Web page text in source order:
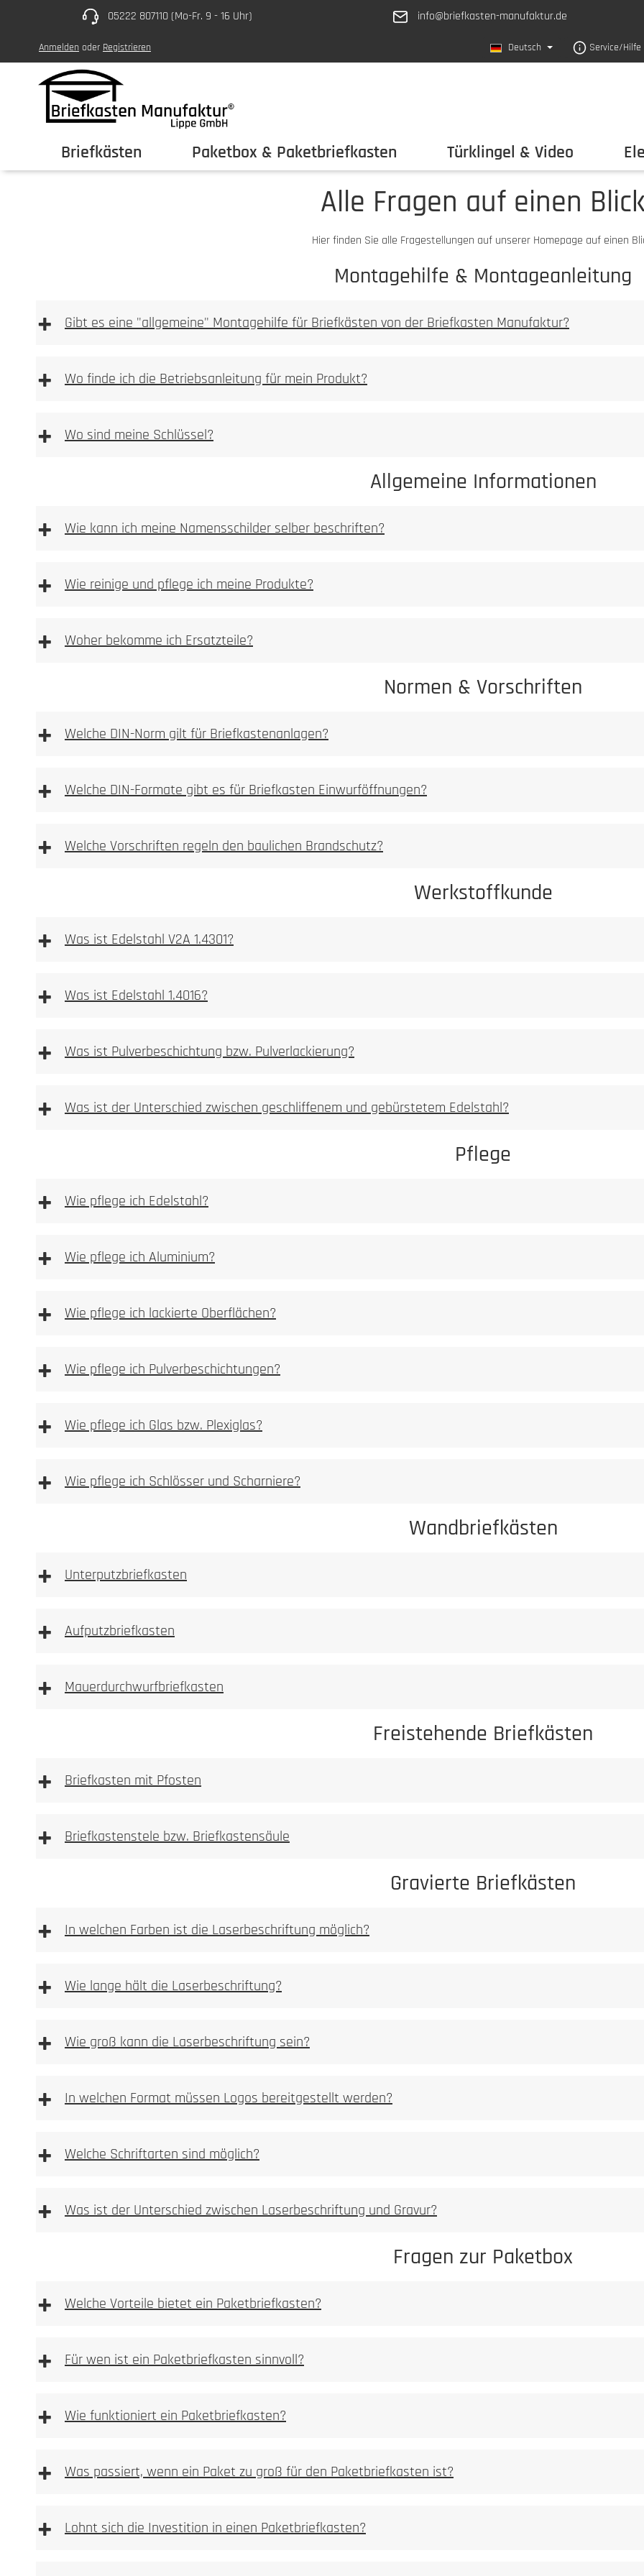
Hauptinhalt springen
Zur Hauptnavigation springen05222 807110 (Mo-Fr. 9 - 16 Uhr) info@briefkasten-manufaktur.de
Anmelden oder Registrieren Deutsch Service/Hilfe
Briefkästen Paketbox & Paketbriefkasten Türklingel & Video
Alle Fragen auf einen Blick
Hier finden Sie alle Fragestellungen auf unserer Homepage auf einen
Montagehilfe & Montageanleitung
+ Gibt es eine "allgemeine" Montagehilfe für Briefkästen von der Briefkasten Manufaktur?
+ Wo finde ich die Betriebsanleitung für mein Produkt?
+ Wo sind meine Schlüssel?
Allgemeine Informationen
+ Wie kann ich meine Namensschilder selber beschriften?
Vorlage Namensschild BASIC Typ 3 & BASIC Typ 2 [PDF Datei 0,03 mb]
+ Wie reinige und pflege ich meine Produkte?
Bürstrichtung gereinigt werden.
+ Woher bekomme ich Ersatzteile?
Normen & Vorschriften
+ Welche DIN-Norm gilt für Briefkastenanlagen?
+ Welche DIN-Formate gibt es für Briefkasten Einwurföffnungen?
+ Welche Vorschriften regeln den baulichen Brandschutz?
Werkstoffkunde
+ Was ist Edelstahl V2A 1.4301?
Unser Anspruch an ein Manufakturprodukt ist, dass dieses ein Leben lang hält.
+ Was ist Edelstahl 1.4016?
stark magnetisch.
+ Was ist Pulverbeschichtung bzw. Pulverlackierung?
+ Was ist der Unterschied zwischen geschliffenem und gebürstetem Edelstahl?
Pflege
+ Wie pflege ich Edelstahl?
Durch Flugrost verursachte Korrosionserscheinungen sind von der Gewährleistung
+ Wie pflege ich Aluminium?
+ Wie pflege ich lackierte Oberflächen?
essighaltigen Reinigungsmittel verwenden
+ Wie pflege ich Pulverbeschichtungen?
+ Wie pflege ich Glas bzw. Plexiglas?
+ Wie pflege ich Schlösser und Scharniere?
Wandbriefkästen
+ Unterputzbriefkasten
+ Aufputzbriefkasten
+ Mauerdurchwurfbriefkasten
Freistehende Briefkästen
+ Briefkasten mit Pfosten
+ Briefkastenstele bzw. Briefkastensäule
Gravierte Briefkästen
+ In welchen Farben ist die Laserbeschriftung möglich?
+ Wie lange hält die Laserbeschriftung?
+ Wie groß kann die Laserbeschriftung sein?
+ In welchen Format müssen Logos bereitgestellt werden?
+ Welche Schriftarten sind möglich?
+ Was ist der Unterschied zwischen Laserbeschriftung und Gravur?
ideal für Logos, Namen, Hausnummern und Piktogramme
Fragen zur Paketbox
+ Welche Vorteile bietet ein Paketbriefkasten?
+ Für wen ist ein Paketbriefkasten sinnvoll?
+ Wie funktioniert ein Paketbriefkasten?
+ Was passiert, wenn ein Paket zu groß für den Paketbriefkasten ist?
+ Lohnt sich die Investition in einen Paketbriefkasten?